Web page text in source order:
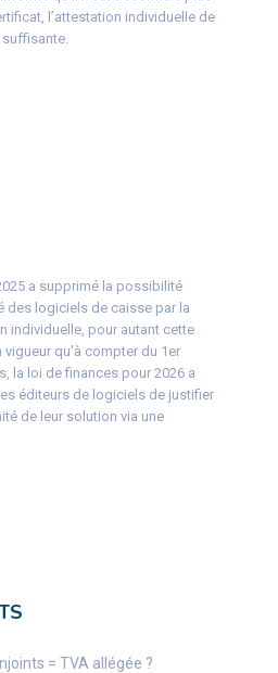
l’attestation individuelle de
suffisante.
a supprimé la possibilité
des logiciels de caisse par la
individuelle, pour autant cette
qu’à compter du 1er
la loi de finances pour 2026 a
éditeurs de logiciels de justifier
de leur solution via une
= TVA allégée ?